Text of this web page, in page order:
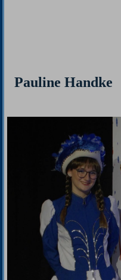
Pauline Handke